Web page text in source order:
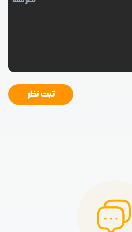
ثبت نظر